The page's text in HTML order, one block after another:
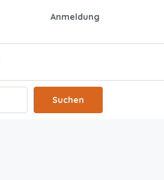
Anmeldung
Suchen